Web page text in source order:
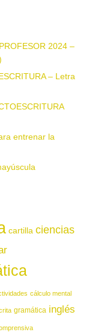
2024 –
– Letra
entrenar la
cartilla ciencias
cálculo mental
gramática inglés